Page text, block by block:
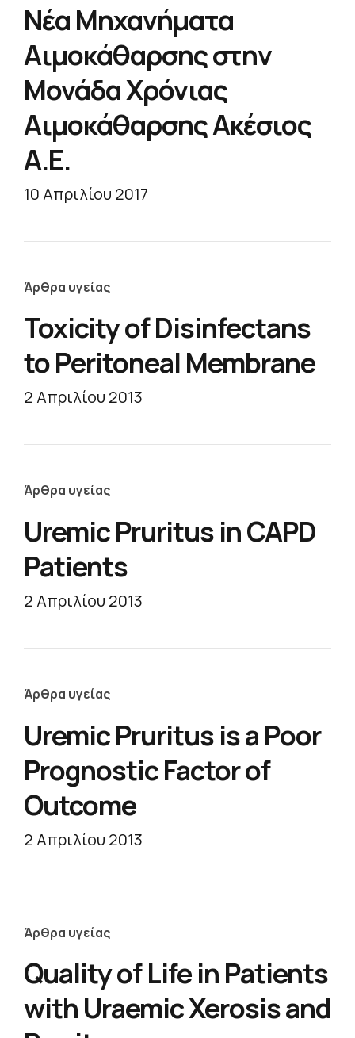
Νέα Μηχανήματα
Αιμοκάθαρσης στην
Μονάδα Χρόνιας
Αιμοκάθαρσης Ακέσιος
Α.Ε.
10 Απριλίου 2017
Άρθρα υγείας
Toxicity of Disinfectans
to Peritoneal Membrane
2 Απριλίου 2013
Άρθρα υγείας
Uremic Pruritus in CAPD
Patients
2 Απριλίου 2013
Άρθρα υγείας
Uremic Pruritus is a Poor
Prognostic Factor of
Outcome
2 Απριλίου 2013
Άρθρα υγείας
Quality of Life in Patients
with Uraemic Xerosis and